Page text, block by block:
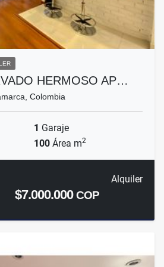
HERMOSO AP…
Colombia
1 Garaje
100 Área m2
Alquiler
$7.000.000COP